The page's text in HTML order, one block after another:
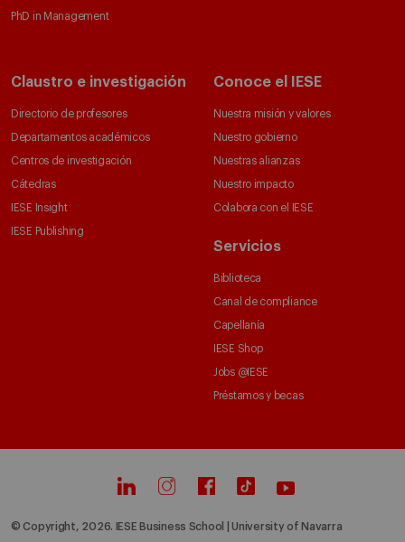
PhD in Management
Claustro e investigación
Directorio de profesores
Departamentos académicos
Centros de investigación
Cátedras
IESE Insight
IESE Publishing
Conoce el IESE
Nuestra misión y valores
Nuestro gobierno
Nuestras alianzas
Nuestro impacto
Colabora con el IESE
Servicios
Biblioteca
Canal de compliance
Capellanía
IESE Shop
Jobs @IESE
Préstamos y becas
© Copyright, 2026. IESE Business School | University of Navarra